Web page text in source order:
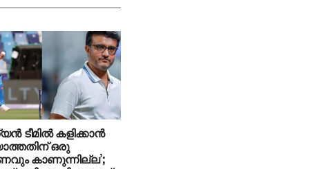
ടീമില്‍ കളിക്കാന്‍
ഒരു
കാണുന്നില്ല’;